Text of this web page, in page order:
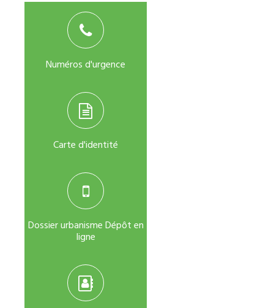
Numéros d'urgence
Carte d'identité
Dossier urbanisme Dépôt en
ligne